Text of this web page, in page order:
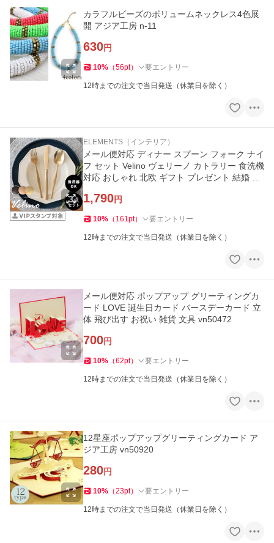
カラフルビーズのボリュームネックレス4色展
開 アジア工房 n-11
630円
10% （56pt） 要エントリー
12時までの注文で当日発送（休業日を除く）
ELEMENTS（インテリア）
メール便対応 ディナー スプーン フォーク ナイ
フ セット Velino ヴェリーノ カトラリー 食洗機
対応 おしゃれ 北欧 ギフト プレゼント 結婚 祝
1,790円
10% （ 161pt） 要エントリー
12時までの注文で当日発送（休業日を除く）
メール便対応 ポップアップ グリーティングカ
ード LOVE 誕生日カード バースデーカード 立
体 飛び出す お祝い 雑貨 文具 vn50472
700円
10% （62pt） 要エントリー
12時までの注文で当日発送（休業日を除く）
12星座ポップアップグリーティングカード ア
ジア工房 vn50920
280円
10% （23pt） 要エントリー
12時までの注文で当日発送（休業日を除く）